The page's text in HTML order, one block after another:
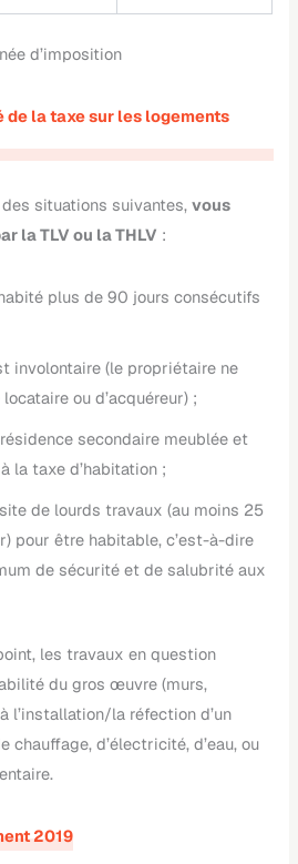
d’imposition
de la taxe sur les logements
des situations suivantes,vous
la TLV ou la THLV :
plus de 90 jours consécutifs
involontaire (le propriétaire ne
ou d’acquéreur) ;
résidence secondaire meublée et
la taxe d’habitation ;
de lourds travaux (au moins 25
pour être habitable, c’est-à-dire
de sécurité et de salubrité aux
les travaux en question
du gros œuvre (murs,
l’installation/la réfection d’un
chauffage, d’électricité, d’eau, ou
2019